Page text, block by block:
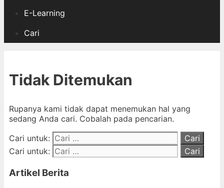
E-Learning
Cari
Tidak Ditemukan
Rupanya kami tidak dapat menemukan hal yang
sedang Anda cari. Cobalah pada pencarian.
Cari untuk:
Cari untuk:
Artikel Berita